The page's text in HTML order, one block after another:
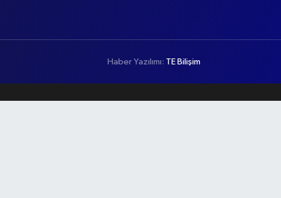
Haber Yazılımı: TE Bilişim